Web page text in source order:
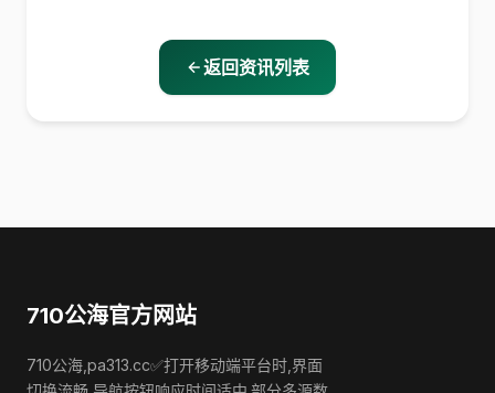
返回资讯列表
710公海官方网站
710公海,pa313.cc✅打开移动端平台时,界面